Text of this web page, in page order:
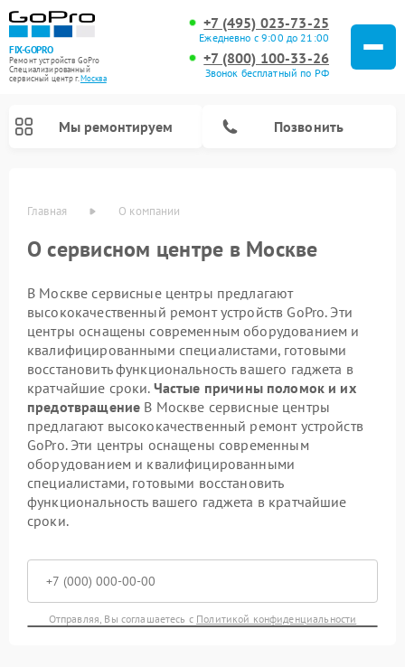
FIX-GOPRO
Ремонт устройств GoPro
Специализированный
cервисный центр г.Москва
+7 (495) 023-73-25
Ежедневно с 9:00 до 21:00
+7 (800) 100-33-26
Звонок бесплатный по РФ
Мы ремонтируем Позвонить
Главная О компании
О сервисном центре в Москве
В Москве сервисные центры предлагают
высококачественный ремонт устройств GoPro. Эти
центры оснащены современным оборудованием и
квалифицированными специалистами, готовыми
восстановить функциональность вашего гаджета в
кратчайшие сроки. Частые причины поломок и их
предотвращение В Москве сервисные центры
предлагают высококачественный ремонт устройств
GoPro. Эти центры оснащены современным
оборудованием и квалифицированными
специалистами, готовыми восстановить
функциональность вашего гаджета в кратчайшие
сроки.
Отправляя, Вы соглашаетесь с Политикой конфиденциальности